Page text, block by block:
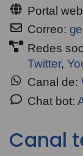
Portal
Correo:
Redes
Twitter,
Canal de:
Chat bot:
Canal